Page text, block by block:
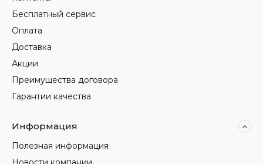
Бесплатный сервис
Оплата
Доставка
Акции
Преимущества договора
Гарантии качества
Информация
Полезная информация